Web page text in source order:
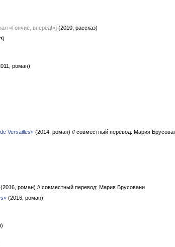
«Гончие, вперёд!»] (2010, рассказ)
роман)
Versailles» (2014, роман) // совместный перевод: Мария
(2016, роман) // совместный перевод: Мария Брусовани
(2016, роман)